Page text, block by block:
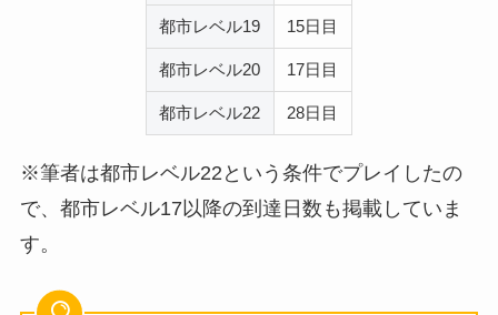
都市レベル19 15日目
都市レベル20 17日目
都市レベル22 28日目
※筆者は都市レベル22という条件でプレイしたの
で、都市レベル17以降の到達日数も掲載していま
す。